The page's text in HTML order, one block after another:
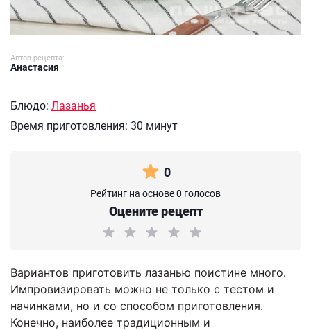
Автор рецепта:
Анастасия
Блюдо: Лазанья
Время приготовления: 30 минут
0
Рейтинг на основе 0 голосов
Оцените рецепт
Вариантов приготовить лазанью поистине много.
Импровизировать можно не только с тестом и
начинками, но и со способом приготовления.
Конечно, наиболее традиционным и